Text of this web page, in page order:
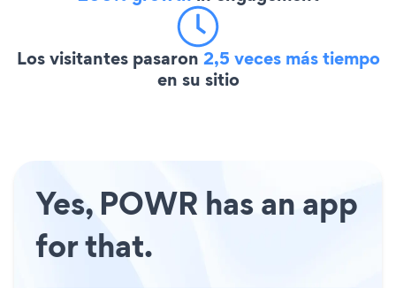
Los visitantes pasaron 2,5 veces más tiempo
en su sitio
Yes, POWR has an app
for that.